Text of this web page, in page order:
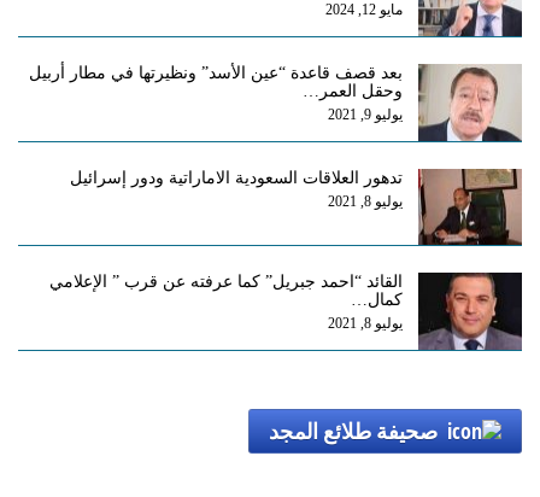
مايو 12, 2024
بعد قصف قاعدة “عين الأسد” ونظيرتها في مطار أربيل
وحقل العمر…
يوليو 9, 2021
تدهور العلاقات السعودية الاماراتية ودور إسرائيل
يوليو 8, 2021
القائد “احمد جبريل” كما عرفته عن قرب ” الإعلامي
كمال…
يوليو 8, 2021
صحيفة طلائع المجد